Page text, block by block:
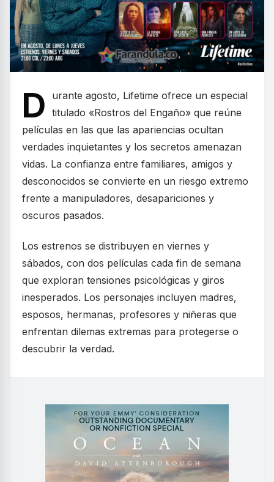
D
urante agosto, Lifetime ofrece un especial
titulado «Rostros del Engaño» que reúne
películas en las que las apariencias ocultan
verdades inquietantes y los secretos amenazan
vidas. La confianza entre familiares, amigos y
desconocidos se convierte en un riesgo extremo
frente a manipuladores, desapariciones y
oscuros pasados.
Los estrenos se distribuyen en viernes y
sábados, con dos películas cada fin de semana
que exploran tensiones psicológicas y giros
inesperados. Los personajes incluyen madres,
esposos, hermanas, profesores y niñeras que
enfrentan dilemas extremas para protegerse o
descubrir la verdad.